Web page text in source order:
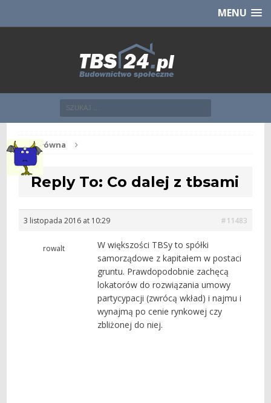
CHCĘ [klik]MENU
Str. główna
Reply To: Co dalej z tbsami
3 listopada 2016 at 10:29 #11483
rowalt
W większości TBSy to spółki
samorządowe z kapitałem w postaci
gruntu. Prawdopodobnie zachęcą
lokatorów do rozwiązania umowy
partycypacji (zwrócą wkład) i najmu i
wynajmą po cenie rynkowej czy
zbliżonej do niej.